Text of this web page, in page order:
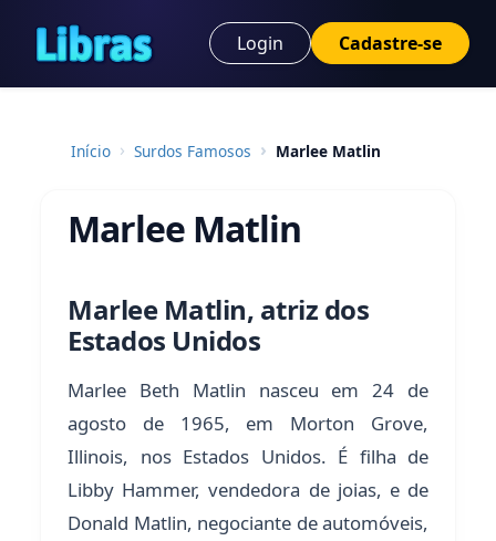
Login Cadastre-se
Início Surdos Famosos Marlee Matlin
Marlee Matlin
Marlee Matlin, atriz dos
Estados Unidos
Marlee Beth Matlin nasceu em 24 de
agosto de 1965, em Morton Grove,
Illinois, nos Estados Unidos. É filha de
Libby Hammer, vendedora de joias, e de
Donald Matlin, negociante de automóveis,